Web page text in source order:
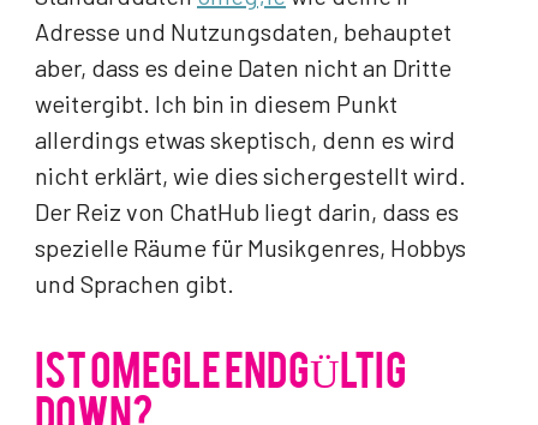
Adresse und Nutzungsdaten, behauptet
aber, dass es deine Daten nicht an Dritte
weitergibt. Ich bin in diesem Punkt
allerdings etwas skeptisch, denn es wird
nicht erklärt, wie dies sichergestellt wird.
Der Reiz von ChatHub liegt darin, dass es
spezielle Räume für Musikgenres, Hobbys
und Sprachen gibt.
IST OMEGLE ENDGÜLTIG
DOWN?